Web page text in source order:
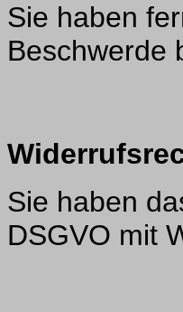
Sie haben
Beschwerde
Sie haben
DSGVO mit